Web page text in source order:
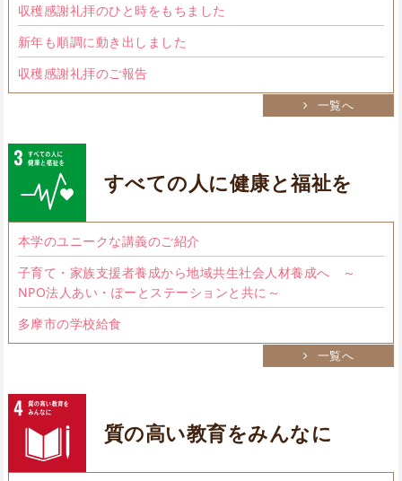
収穫感謝礼拝のひと時をもちました
新年も順調に動き出しました
収穫感謝礼拝のご報告
一覧へ
すべての人に健康と福祉を
本学のユニークな講義のご紹介
子育て・家族支援者養成から地域共生社会人材養成へ ～
NPO法人あい・ぽーとステーションと共に～
多摩市の学校給食
一覧へ
質の高い教育をみんなに